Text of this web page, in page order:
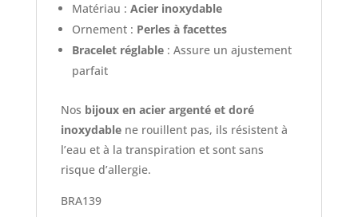
Matériau : Acier inoxydable
Ornement : Perles à facettes
Bracelet réglable: Assure un ajustement
parfait
Nos bijoux en acier argenté et doré
inoxydablene rouillent pas, ils résistent à
l’eau et à la transpiration et sont sans
risque d’allergie.
BRA139